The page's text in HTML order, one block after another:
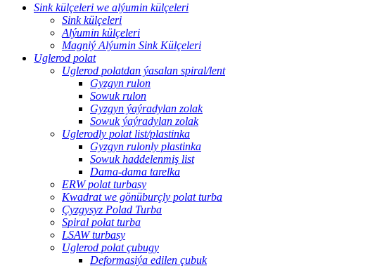
Sink külçeleri we alýumin külçeleri
Sink külçeleri
Alýumin külçeleri
Magniý Alýumin Sink Külçeleri
Uglerod polat
Uglerod polatdan ýasalan spiral/lent
Gyzgyn rulon
Sowuk rulon
Gyzgyn ýaýradylan zolak
Sowuk ýaýradylan zolak
Uglerodly polat list/plastinka
Gyzgyn rulonly plastinka
Sowuk haddelenmiş list
Dama-dama tarelka
ERW polat turbasy
Kwadrat we gönüburçly polat turba
Çyzgysyz Polad Turba
Spiral polat turba
LSAW turbasy
Uglerod polat çubugy
Deformasiýa edilen çubuk